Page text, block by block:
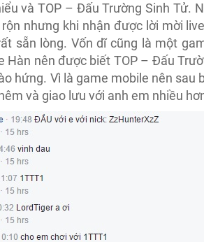
và TOP – Đấu Trường Sinh Tử.
nhưng khi nhận được lời mời
sẵn lòng. Vốn dĩ cũng là một
Hàn nên được biết TOP – Đấu
hứng. Vì là game mobile nên sau
và giao lưu với anh em nhiều